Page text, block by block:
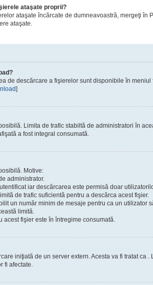
ataşate proprii?
ataşate încărcate de dumneavoastră, mergeţi în
ataşate.
de descărcare a fişierelor sunt disponibile în
]
Limita de trafic stabiltă de administratori în
a fost integral consumată.
Motive:
administrator.
iar descărcarea este permisă doar
de trafic suficientă pentru a descărca acest fişier.
un număr minim de mesaje pentru ca un utilizator
limită.
acest fişier este în întregime consumată.
iniţiată de un server extern. Acesta va fi tratat ca
fi afectate.